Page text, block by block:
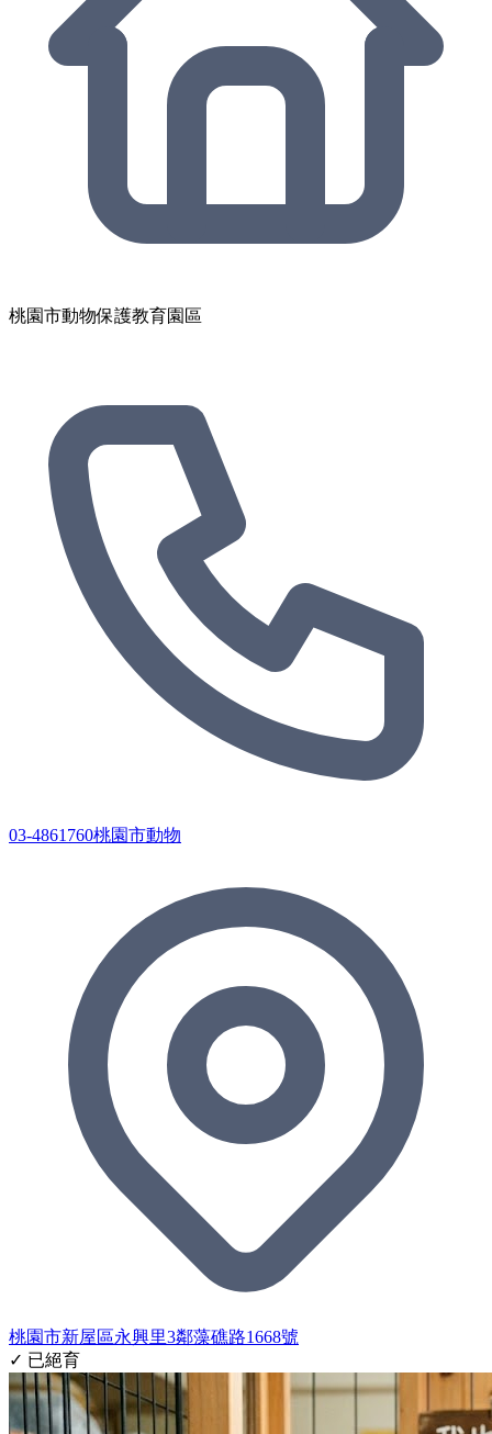
桃園市動物保護教育園區
03-4861760桃園市動物
桃園市新屋區永興里3鄰藻礁路1668號
✓ 已絕育